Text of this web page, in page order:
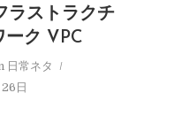
ラストラクチ
ーク VPC
日常ネタ
日